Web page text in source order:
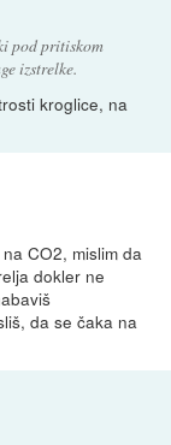
pod pritiskom
izstrelke.
kroglice, na
CO2, mislim da
dokler ne
da se čaka na